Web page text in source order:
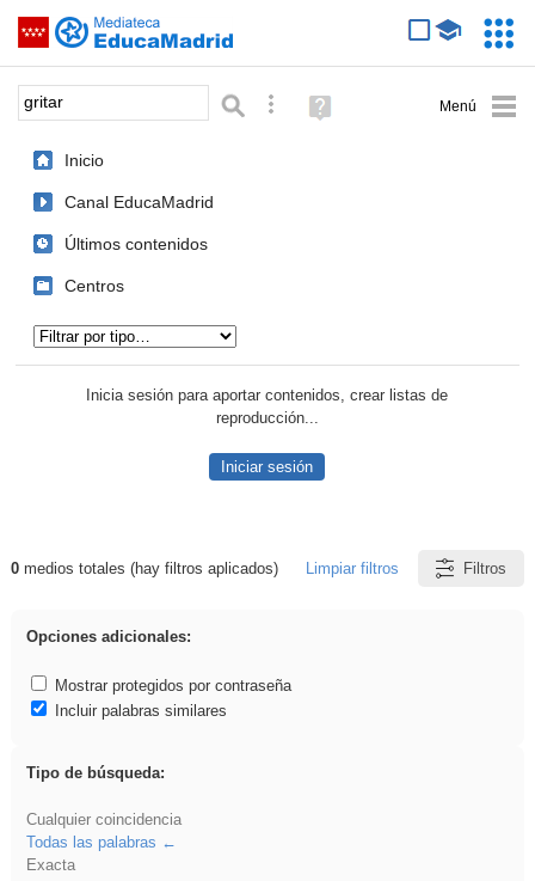
Saltar navegación
Palabra o frase: Búsqueda avanzada
Ayuda
(en
Inicio
Canal EducaMadrid
Últimos contenidos
Centros
Inicia sesión para aportar contenidos, crear listas de
reproducción...
Iniciar sesión
Resultados de: gritar
0medios totales (hay filtros aplicados) Limpiar filtros Filtros
Opciones adicionales:
Mostrar protegidos por contraseña
Incluir palabras similares
Tipo de búsqueda:
Cualquier coincidencia
Todas las palabras
Exacta